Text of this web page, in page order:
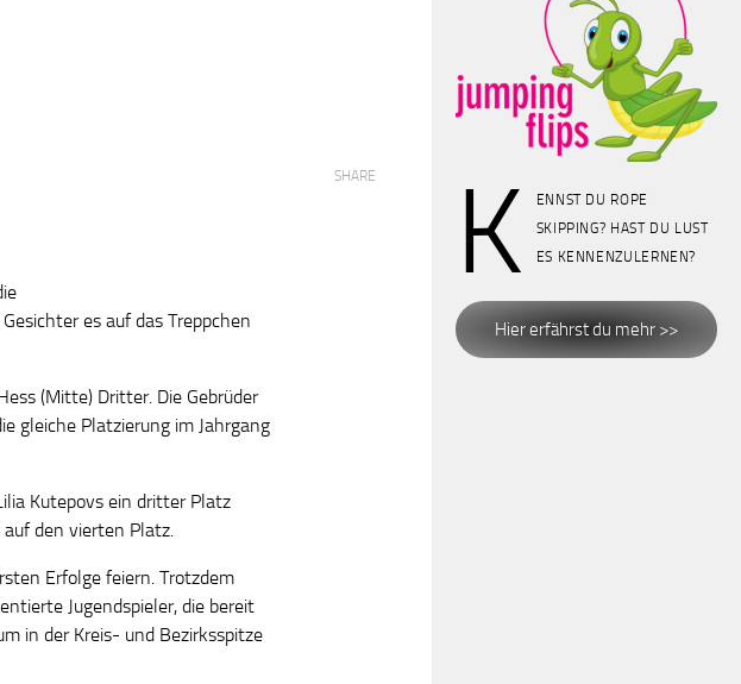
es auf das Treppchen
(Mitte) Dritter. Die Gebrüder
gleiche Platzierung im Jahrgang
Kutepovs ein dritter Platz
den vierten Platz.
Erfolge feiern. Trotzdem
Jugendspieler, die bereit
in der Kreis- und Bezirksspitze
SHARE K
ENNST DU ROPE
SKIPPING? HAST DU LUST
ES KENNENZULERNEN?
Hier erfährst du mehr >>